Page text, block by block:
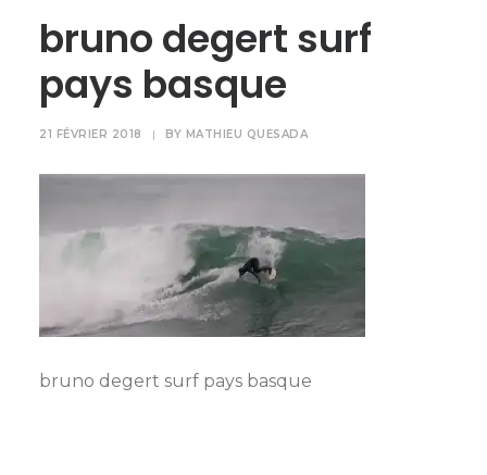
bruno degert surf
pays basque
21 FÉVRIER 2018 | BY MATHIEU QUESADA
bruno degert surf pays basque